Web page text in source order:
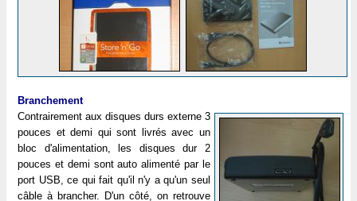
Branchement
Contrairement aux disques durs externe 3
pouces et demi qui sont livrés avec un
bloc d'alimentation, les disques dur 2
pouces et demi sont auto alimenté par le
port USB, ce qui fait qu'il n'y a qu'un seul
câble à brancher. D'un côté, on retrouve